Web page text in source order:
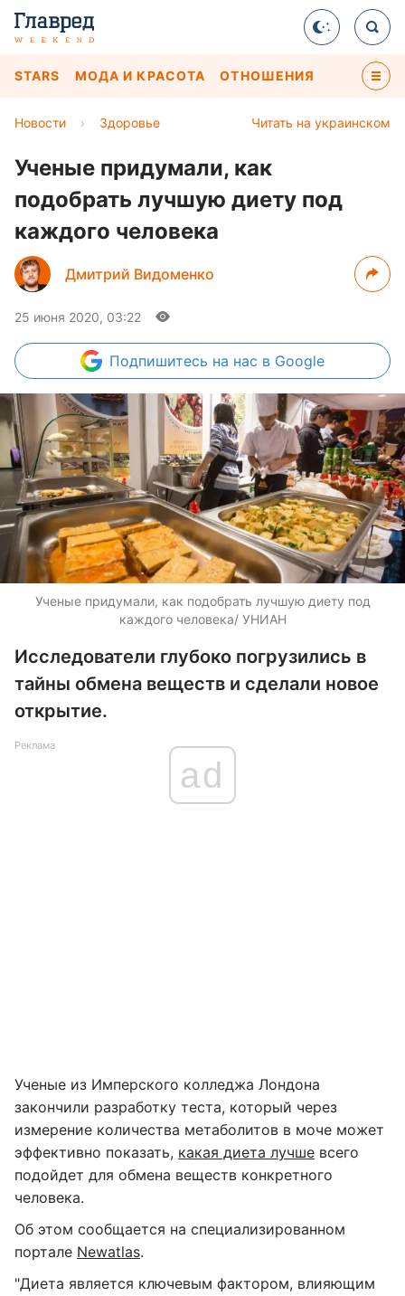
STARS МОДА И КРАСОТА ОТНОШЕНИЯ
Читать на украинском
Новости › Здоровье
Ученые придумали, как
подобрать лучшую диету под
каждого человека
Дмитрий Видоменко
25 июня 2020, 03:22
Подпишитесь на нас в Google
Ученые придумали, как подобрать лучшую диету под
каждого человека/ УНИАН
Исследователи глубоко погрузились в
тайны обмена веществ и сделали новое
открытие.
Реклама
ad
Ученые из Имперского колледжа Лондона
закончили разработку теста, который через
измерение количества метаболитов в моче может
эффективно показать, какая диета лучше всего
подойдет для обмена веществ конкретного
человека.
Об этом сообщается на специализированном
портале Newatlas.
"Диета является ключевым фактором, влияющим